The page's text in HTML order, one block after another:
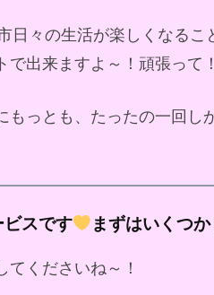
日々の生活が楽しくなるこ
で出来ますよ～！頑張って
もっとも、たったの一回し
スです まずはいくつ
てくださいね～！